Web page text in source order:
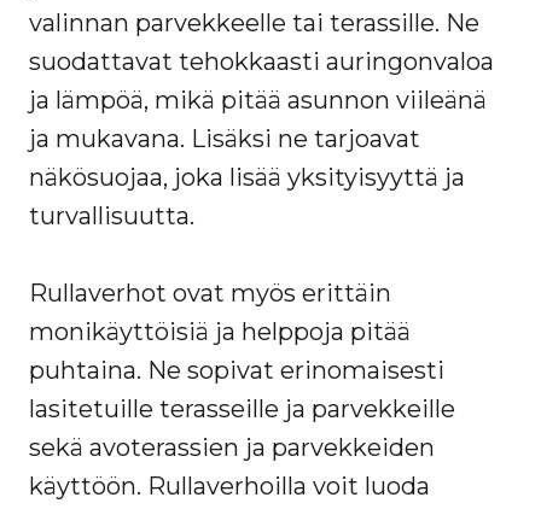
valinnan parvekkeelle tai terassille. Ne
suodattavat tehokkaasti auringonvaloa
ja lämpöä, mikä pitää asunnon viileänä
ja mukavana. Lisäksi ne tarjoavat
näkösuojaa, joka lisää yksityisyyttä ja
turvallisuutta.
Rullaverhot ovat myös erittäin
monikäyttöisiä ja helppoja pitää
puhtaina. Ne sopivat erinomaisesti
lasitetuille terasseille ja parvekkeille
sekä avoterassien ja parvekkeiden
käyttöön. Rullaverhoilla voit luoda